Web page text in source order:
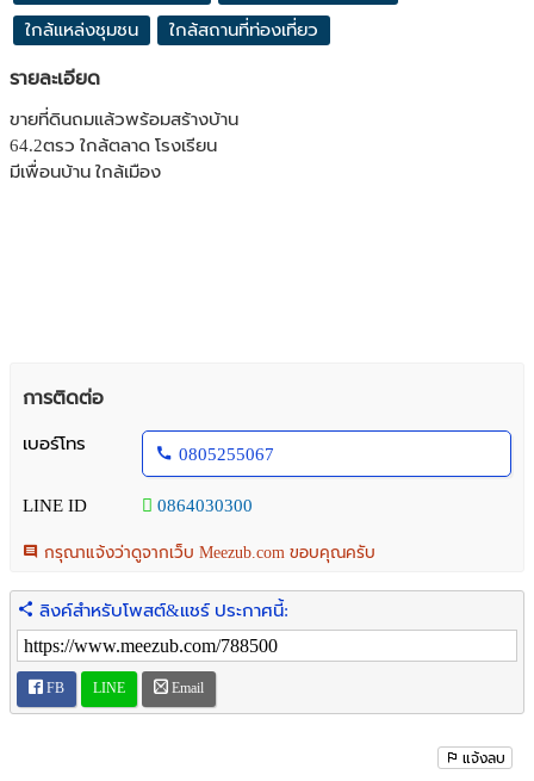
ใกล้แหล่งชุมชน ใกล้สถานที่ท่องเที่ยว
รายละเอียด
ขายที่ดินถมแล้วพร้อมสร้างบ้าน
64.2ตรว ใกล้ตลาด โรงเรียน
มีเพื่อนบ้าน ใกล้เมือง
การติดต่อ
เบอร์โทร
0805255067
LINE ID 0864030300
กรุณาแจ้งว่าดูจากเว็บ Meezub.com ขอบคุณครับ
ลิงค์สำหรับโพสต์&แชร์ ประกาศนี้:
FB LINE Email
แจ้งลบ